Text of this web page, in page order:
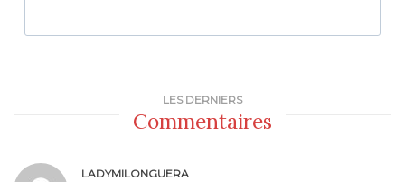
LES DERNIERS
Commentaires
LADYMILONGUERA